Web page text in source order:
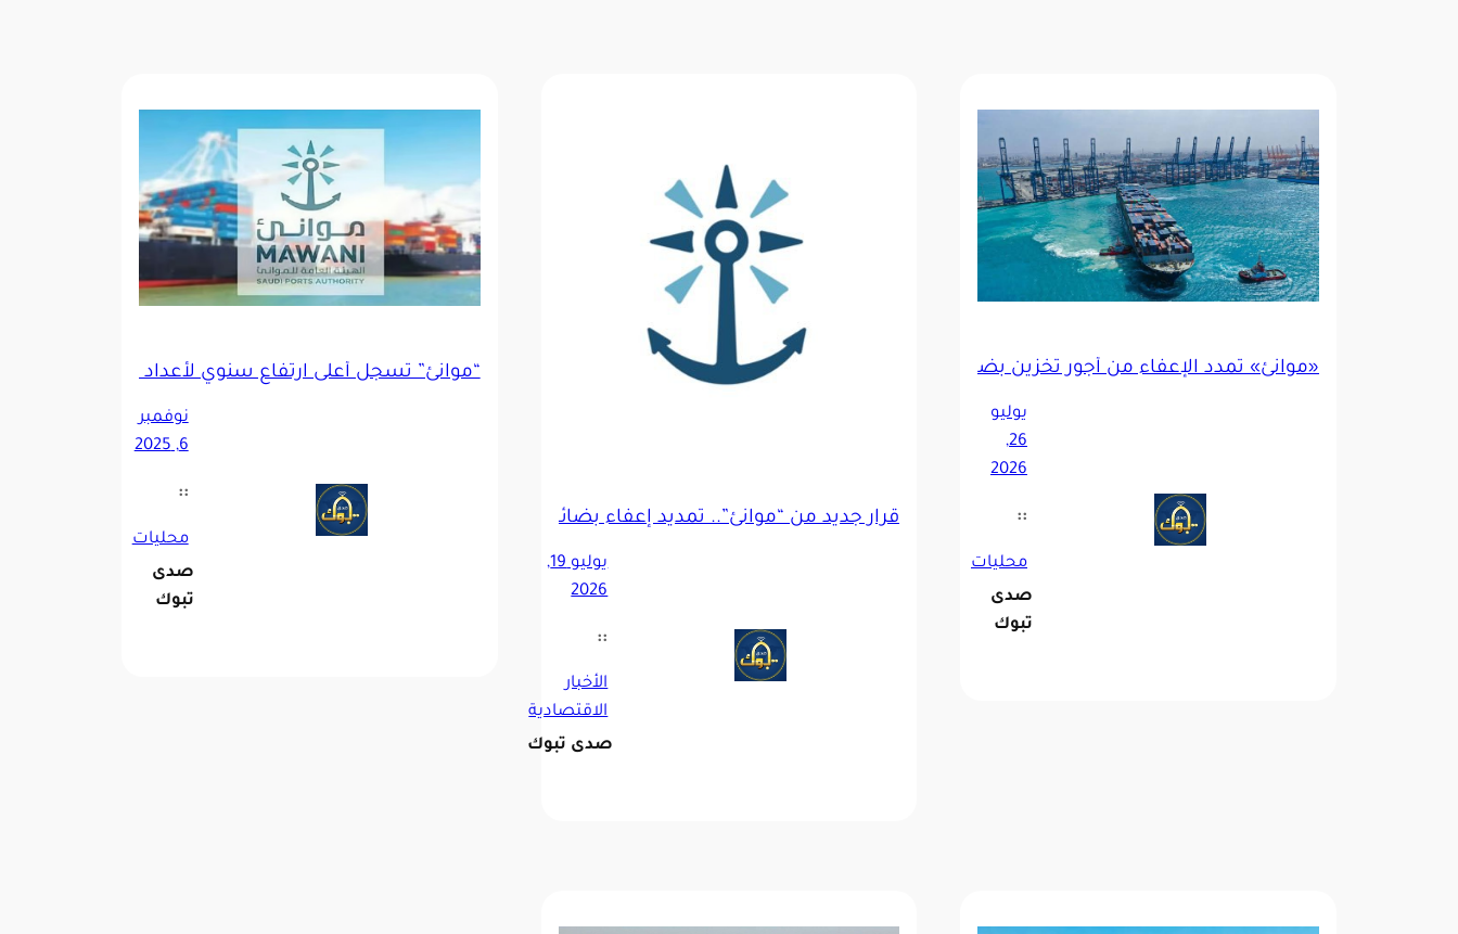
«موانئ» تمدد الإعفاء من أجور تخزين بضائع الترانزيت دعمًا للمستفيدين في الخليج
يوليو
26,
2026
::
محليات
صدى
تبوك
قرار جديد من “موانئ”.. تمديد إعفاء بضائع الترانزيت من رسوم التخزين إلى 60 يومًا
يوليو 19,
2026
::
الأخبار
الاقتصادية
صدى تبوك
“موانئ” تسجل أعلى ارتفاع سنوي لأعداد الحاويات الصادرة
نوفمبر
6, 2025
::
محليات
صدى
تبوك